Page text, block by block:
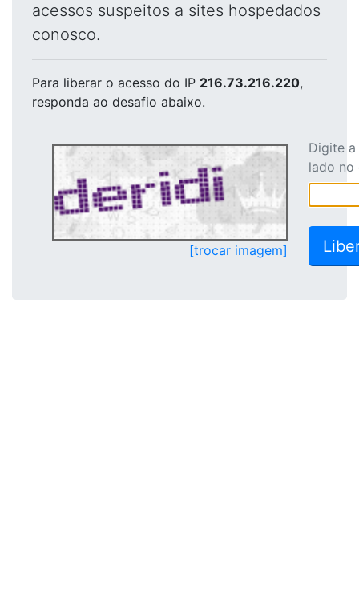
acessos suspeitos a sites hospedados
conosco.
Para liberar o acesso do IP 216.73.216.220,
responda ao desafio abaixo.
[trocar imagem]
Digite
lado no